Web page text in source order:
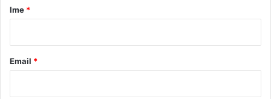
rIme *
Email *